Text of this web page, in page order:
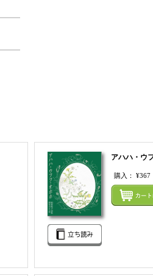
まとめてカートにいれる
アハハ・ウ
購入：¥367